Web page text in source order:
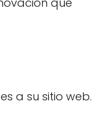
a su sitio web.